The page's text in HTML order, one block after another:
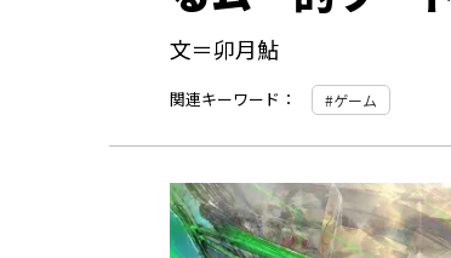
文＝卯月鮎
関連キーワード： ゲーム